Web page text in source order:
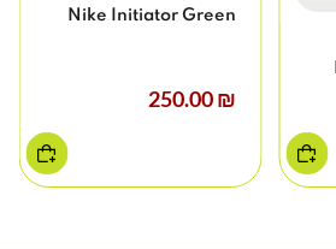
Nike Initiator Green
₪ 250.00